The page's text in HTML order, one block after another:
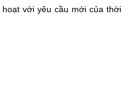
với yêu cầu mới của thời